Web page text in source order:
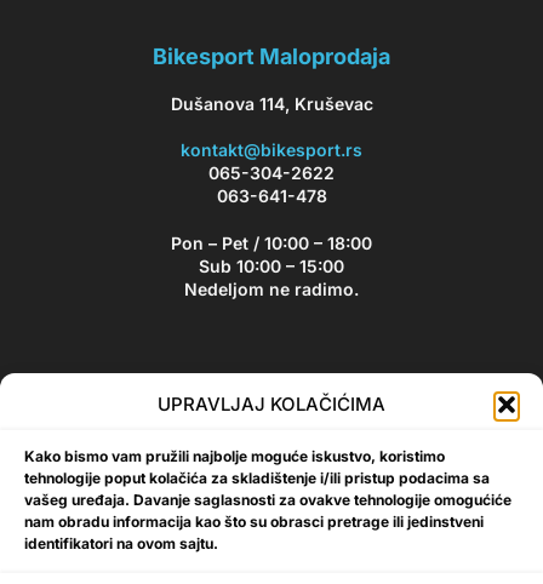
UPRAVLJAJ KOLAČIĆIMA
Kako bismo vam pružili najbolje moguće iskustvo, koristimo
tehnologije poput kolačića za skladištenje i/ili pristup podacima sa
vašeg uređaja. Davanje saglasnosti za ovakve tehnologije omogućiće
nam obradu informacija kao što su obrasci pretrage ili jedinstveni
identifikatori na ovom sajtu.
Bikesport Maloprodaja
Dušanova 114, Kruševac
kontakt@bikesport.rs
065-304-2622
063-641-478
Pon – Pet / 10:00 – 18:00
Sub 10:00 – 15:00
Nedeljom ne radimo.
Bikesport Newsletter
akcijama i popustima!